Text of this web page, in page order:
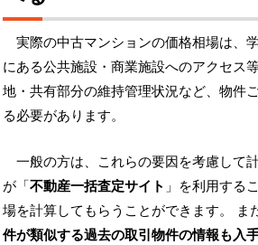
実際の中古マンションの価格相場は、
にある公共施設・商業施設へのアクセス
地・共有部分の維持管理状況など、物件
る必要があります。
一般の方は、これらの要因を考慮して
が「不動産一括査定サイト 」を利用する
場を計算してもらうことができます。 また
件が類似する過去の取引物件の情報も入